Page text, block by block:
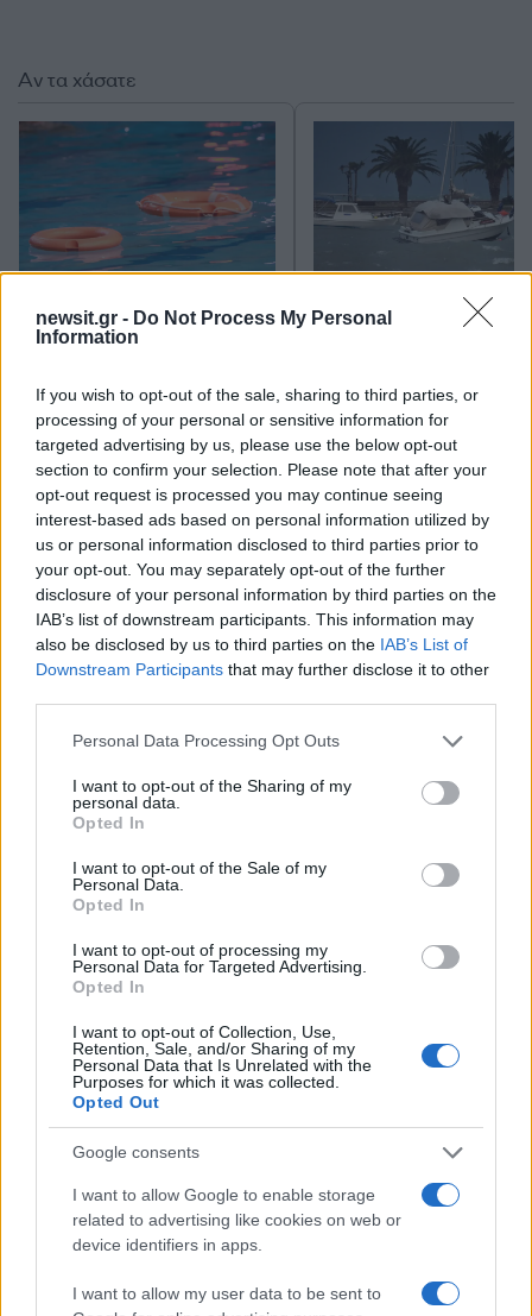
newsit.gr - Do Not Process My Personal
Information
If you wish to opt-out of the sale, sharing to third parties, or
processing of your personal or sensitive information for
targeted advertising by us, please use the below opt-out
section to confirm your selection. Please note that after your
opt-out request is processed you may continue seeing
interest-based ads based on personal information utilized by
us or personal information disclosed to third parties prior to
your opt-out. You may separately opt-out of the further
disclosure of your personal information by third parties on the
IAB’s list of downstream participants. This information may
also be disclosed by us to third parties on the IAB’s List of
Downstream Participants that may further disclose it to other
Please note that this website/app uses one or more Google
not limited to your visit or usage behaviour. You may click to
grant or deny consent to Google and its third-party tags to
use your data for below specified purposes in below Google
consent section.
Personal Data Processing Opt Outs
I want to opt-out of the Sharing of my
personal data.
Opted In
I want to opt-out of the Sale of my
Personal Data.
Opted In
I want to opt-out of processing my
Personal Data for Targeted Advertising.
Opted In
I want to opt-out of Collection, Use,
Retention, Sale, and/or Sharing of my
Personal Data that Is Unrelated with the
Purposes for which it was collected.
Opted Out
Google consents
I want to allow Google to enable storage
related to advertising like cookies on web or
device identifiers in apps.
I want to allow my user data to be sent to
Σχόλια
Σχολίασε εδώ
Όροι Χρήσης. Το site προστατεύεται από reCAPTCHA, ισχύουν
Πολιτική Απορρήτου&Όροι Χρήσηςτης Google.
ΕΥΡΩΠΑΪΚΑ ΧΡΗΜΑΤΙΣΤΗΡΙΑ
ΧΡΗΜΑΤΙΣΤΗΡΙΟ ΑΘΗΝΩΝ
ενημερωθείτε πρώτοι για όλη την ειδησεογραφία και τα
τελευταία νέα της ημέρας
Αν τα χάσατε
Τραγωδία με 4χρονο αγόρι
αστυνομικοί για τον πνιγμό
στην πισίνα
«Red Code» σε 6
για κίνδυνο